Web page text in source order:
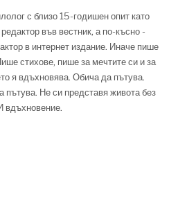
с близо 15-годишен опит като
във вестник, а по-късно -
в интернет издание. Иначе пише
стихове, пише за мечтите си и за
я вдъхновява. Обича да пътува.
пътува. Не си представя живота без
вдъхновение.